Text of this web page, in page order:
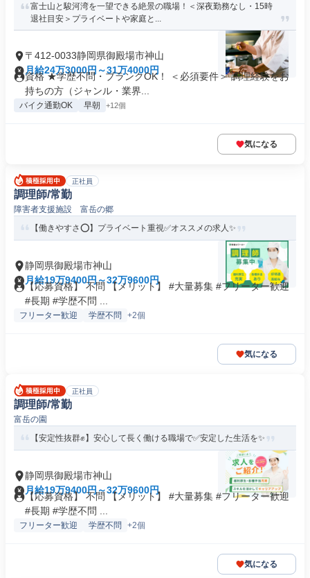
富士山と駿河湾を一望できる絶景の職場！＜深夜勤務なし・15時
退社目安＞プライベートや家庭と...
〒412-0033静岡県御殿場市神山
月給24万3000円～31万4000円
資格 ★学歴不問・ブランクOK！ ＜必須要件＞ 調理経験をお
持ちの方（ジャンル・業界...
バイク通勤OK 早朝 +12個
気になる
正社員
調理師/常勤
障害者支援施設 富岳の郷
【働きやすさ⭕️】プライベート重視✅️オススメの求人✨
静岡県御殿場市神山
月給19万9400円～32万9600円
【応募資格】 不問 【メリット】 #大量募集 #フリーター歓迎
#長期 #学歴不問 ...
フリーター歓迎 学歴不問 +2個
気になる
正社員
調理師/常勤
富岳の園
【安定性抜群✊️】安心して長く働ける職場で✅️安定した生活を✨
静岡県御殿場市神山
月給19万9400円～32万9600円
【応募資格】 不問 【メリット】 #大量募集 #フリーター歓迎
#長期 #学歴不問 ...
フリーター歓迎 学歴不問 +2個
気になる